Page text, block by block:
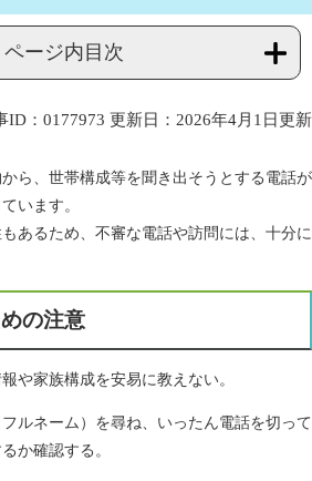
ページ内目次
ID：0177973 更新日：2026年4月1日更新
から、世帯構成等を聞き出そうとする電話が
います。
あるため、不審な電話や訪問には、十分に
の注意
や家族構成を安易に教えない。
ルネーム）を尋ね、いったん電話を切って
か確認する。